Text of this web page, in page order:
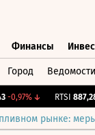
Финансы
Город
-0,97%↓ RTSI 887,28
рынке: